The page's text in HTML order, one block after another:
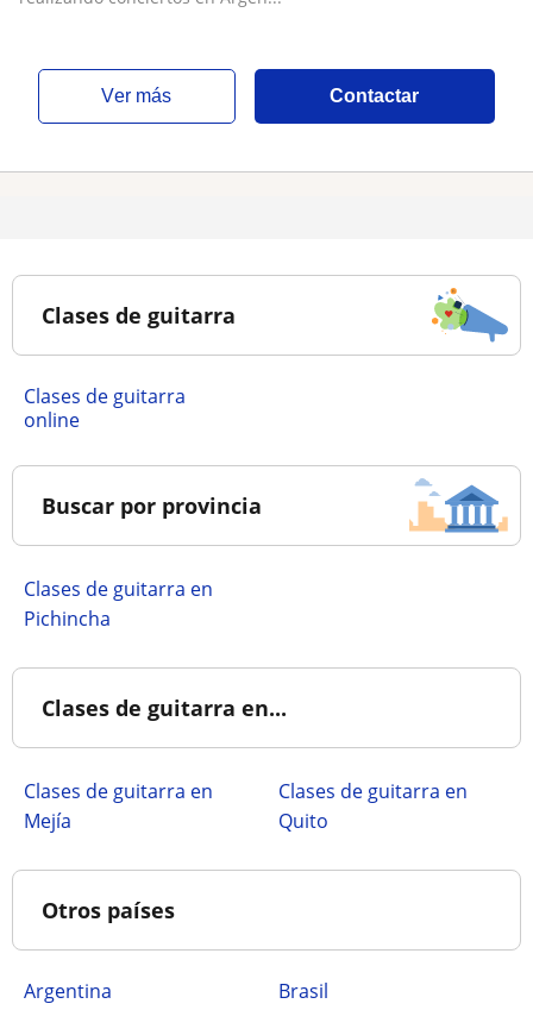
ver más Contactar
Clases de guitarra
Clases de guitarra
online
Buscar por provincia
Clases de guitarra en
Pichincha
Clases de guitarra en...
Clases de guitarra en
Mejía
Clases de guitarra en
Quito
Otros países
Argentina
Brasil